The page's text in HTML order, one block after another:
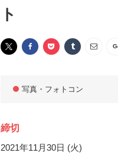
ト
写真・フォトコン
締切
2021年11月30日 (火)